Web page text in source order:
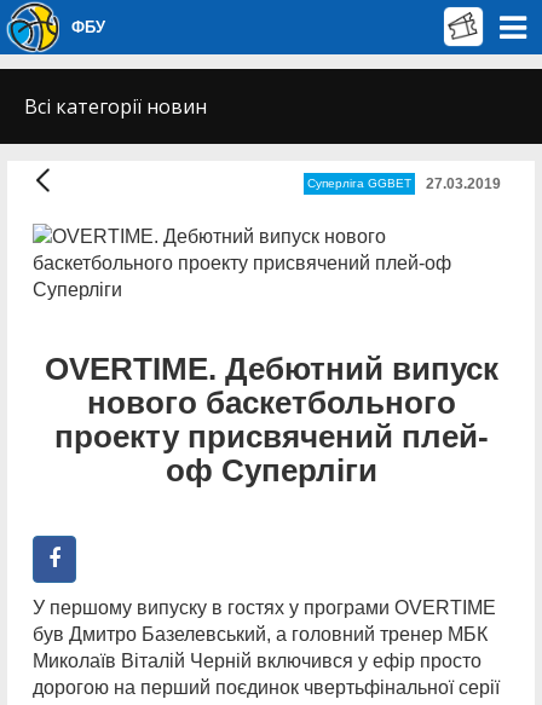
ФБУ
Всі категорії новин
Суперліга GGBET 27.03.2019
OVERTIME. Дебютний випуск
нового баскетбольного
проекту присвячений плей-
оф Суперліги
У першому випуску в гостях у програми OVERTIME
був Дмитро Базелевський, а головний тренер МБК
Миколаїв Віталій Черній включивcя у ефір просто
дорогою на перший поєдинок чвертьфінальної серії